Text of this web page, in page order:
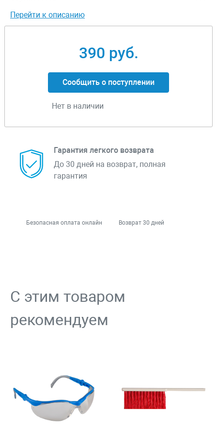
Перейти к описанию
390 руб.
Сообщить о поступлении
Нет в наличии
Гарантия легкого возврата
До 30 дней на возврат, полная
гарантия
Безопасная оплата онлайн Возврат 30 дней
С этим товаром
рекомендуем